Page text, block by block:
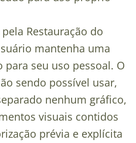
Restauração do
mantenha uma
seu uso pessoal. O
sendo possível usar,
nenhum gráfico,
visuais contidos
prévia e explícita